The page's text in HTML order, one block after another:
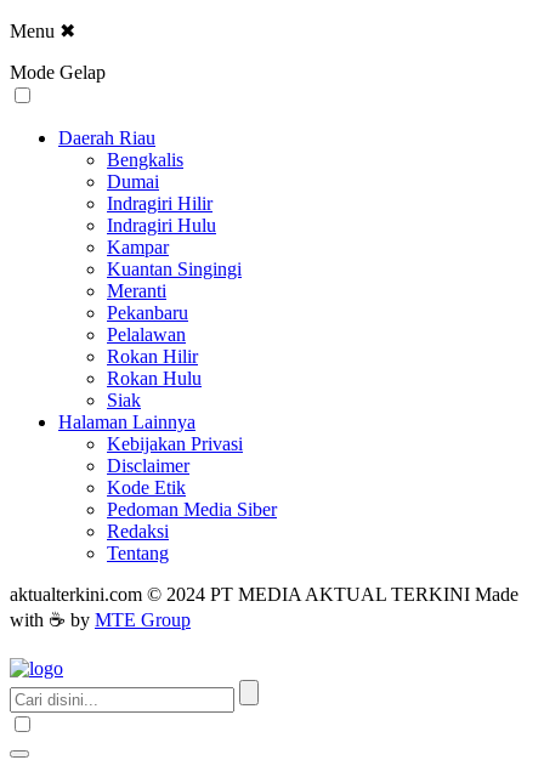
Menu ✖
Mode Gelap
Daerah Riau
Bengkalis
Dumai
Indragiri Hilir
Indragiri Hulu
Kampar
Kuantan Singingi
Meranti
Pekanbaru
Pelalawan
Rokan Hilir
Rokan Hulu
Siak
Halaman Lainnya
Kebijakan Privasi
Disclaimer
Kode Etik
Pedoman Media Siber
Redaksi
Tentang
aktualterkini.com © 2024 PT MEDIA AKTUAL TERKINI Made
with ☕ by MTE Group